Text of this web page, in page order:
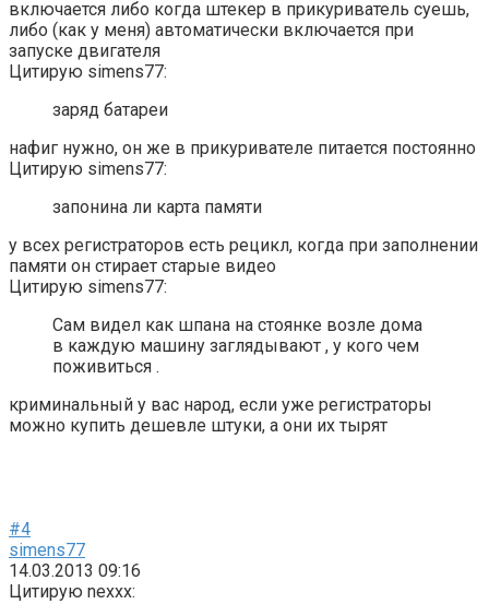
включается либо когда штекер в прикуриватель суешь,
либо (как у меня) автоматически включается при
запуске двигателя
Цитирую simens77:
заряд батареи
нафиг нужно, он же в прикуривателе питается постоянно
Цитирую simens77:
запонина ли карта памяти
у всех регистраторов есть рецикл, когда при заполнении
памяти он стирает старые видео
Цитирую simens77:
Сам видел как шпана на стоянке возле дома
в каждую машину заглядывают , у кого чем
поживиться .
криминальный у вас народ, если уже регистраторы
можно купить дешевле штуки, а они их тырят
#4
simens77
14.03.2013 09:16
Цитирую nexxx: